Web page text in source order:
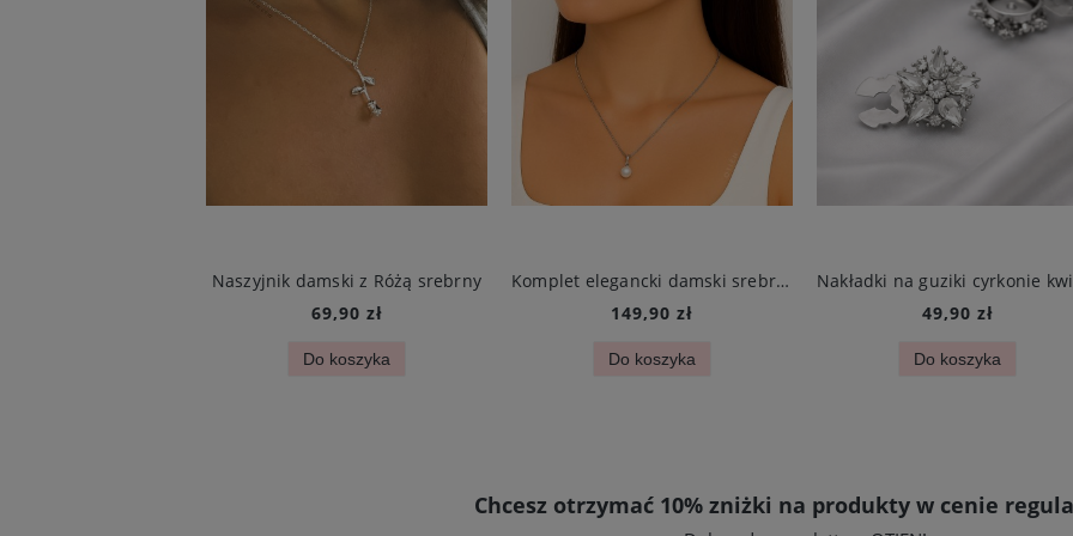
Naszyjnik damski z Różą srebrny
69,90 zł
Do koszyka
Komplet elegancki damski srebrny perły kolczyki i naszyjnik stal chirurgiczna
149,90 zł
Do koszyka
49,90 zł
Do koszyka
Chcesz otrzymać 10% zniżki na produkty w cenie